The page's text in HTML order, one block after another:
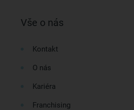
Vše o nás
Kontakt
O nás
Kariéra
Franchising